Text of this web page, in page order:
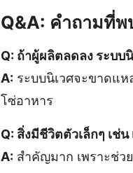
Q&A: คำถามที่พ
Q: ถ้าผู้ผลิตลดลง ระบบ
A: ระบบนิเวศจะขาดแ
โซ่อาหาร
Q: สิ่งมีชีวิตตัวเล็กๆ เช่
A: สำคัญมาก เพราะช่ว